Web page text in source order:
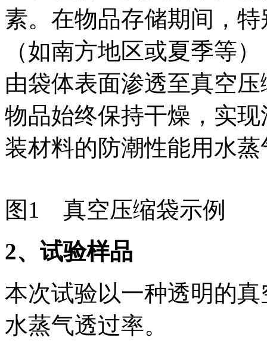
素。在物品存储期间，
（如南方地区或夏季等
由袋体表面渗透至真空
物品始终保持干燥，实
装材料的防潮性能用水
图1 真空压缩袋示例
2、试验样品
本次试验以一种透明的
水蒸气透过率。